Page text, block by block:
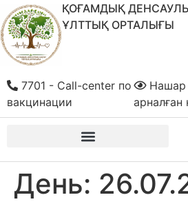
ҚОҒАМДЫҚ
ҰЛТТЫҚ ОРТАЛЫҒЫ
Нашар
арналған
7701 - Call-center по
вакцинации
День: